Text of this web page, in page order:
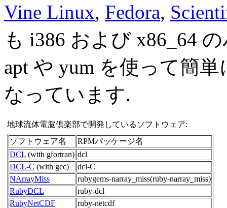
Vine Linux, Fedora,
も i386 および x86_64
apt や yum を使って簡
なっています.
地球流体電脳倶楽部で開発しているソフトウェア:
ソフトウェア名
RPMパッケージ名
DCL (with gfortran) dcl
DCL-C (with gcc)
dcl-C
NArrayMiss
rubygems-narray_miss(ruby-narray_miss)
RubyDCL
ruby-dcl
RubyNetCDF
ruby-netcdf